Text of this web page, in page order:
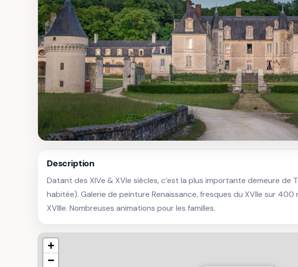
Description
Datant des XIVe & XVIe siècles, c’est la plus importante demeure de
habitée). Galerie de peinture Renaissance, fresques du XVIIe sur 400
XVIIIe. Nombreuses animations pour les familles.
+
−